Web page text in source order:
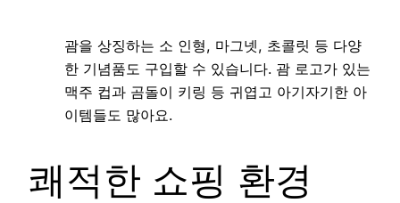
괌을 상징하는 소 인형, 마그넷, 초콜릿 등 다양
한 기념품도 구입할 수 있습니다. 괌 로고가 있는
맥주 컵과 곰돌이 키링 등 귀엽고 아기자기한 아
이템들도 많아요.
쾌적한 쇼핑 환경